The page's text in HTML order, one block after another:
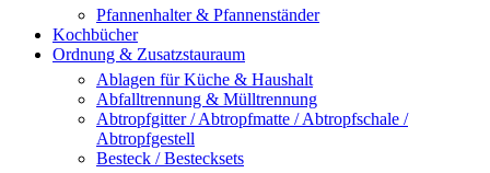
Pfannenhalter & Pfannenständer
Kochbücher
Ordnung & Zusatzstauraum
Ablagen für Küche & Haushalt
Abfalltrennung & Mülltrennung
Abtropfgitter / Abtropfmatte / Abtropfschale /
Abtropfgestell
Besteck / Bestecksets